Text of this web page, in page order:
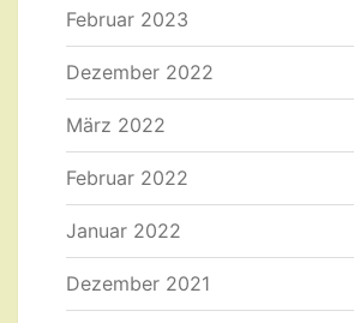
Februar 2023
Dezember 2022
März 2022
Februar 2022
Januar 2022
Dezember 2021